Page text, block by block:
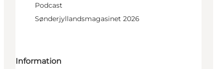
Podcast
Sønderjyllandsmagasinet 2026
Information